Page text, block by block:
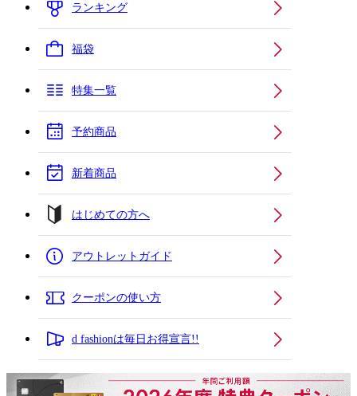
ランキング
福袋
特集一覧
予約商品
新着商品
はじめての方へ
アウトレットガイド
クーポンの使い方
d fashionは毎日お得宣言!!